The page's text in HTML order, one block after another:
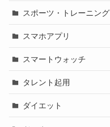
スポーツ・トレーニング
スマホアプリ
スマートウォッチ
タレント起用
ダイエット